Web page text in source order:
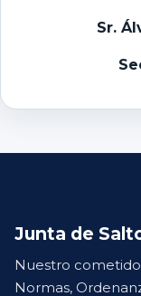
Sr.
Junta de
Nuestro
Normas,